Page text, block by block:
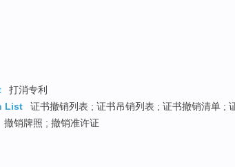
打消专利
List
证书撤销列表 ; 证书吊销列表 ; 证书撤销清单 ;
撤销牌照 ; 撤销准许证